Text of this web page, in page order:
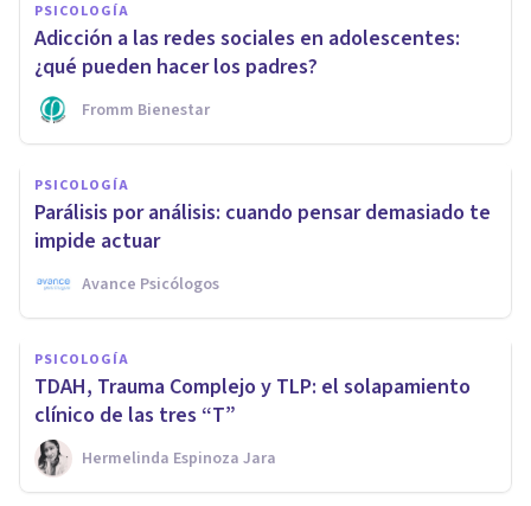
PSICOLOGÍA
Adicción a las redes sociales en adolescentes:
¿qué pueden hacer los padres?
Fromm Bienestar
PSICOLOGÍA
Parálisis por análisis: cuando pensar demasiado te
impide actuar
Avance Psicólogos
PSICOLOGÍA
TDAH, Trauma Complejo y TLP: el solapamiento
clínico de las tres “T”
Hermelinda Espinoza Jara